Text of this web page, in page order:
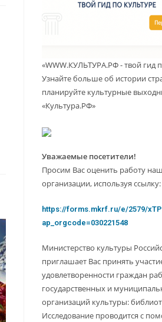
«WWW.КУЛЬТУРА.РФ - твой гид
Узнайте больше об истории
планируйте культурные
«Культура.РФ»
Уважаемые посетители!
Просим Вас оценить работу
организации, используя ссылку:
https://forms.mkrf.ru/e/2579/
ap_orgcode=030221548
Министерство культуры
приглашает Вас принять
удовлетворенности граждан
государственных и
организаций культуры:
Исследование проводится с